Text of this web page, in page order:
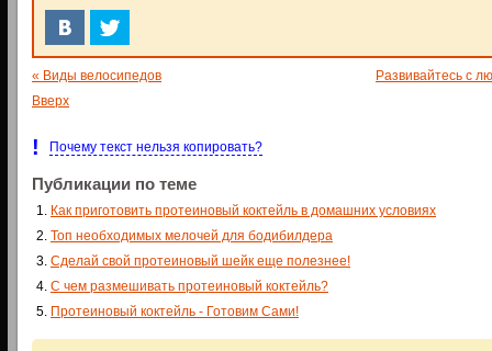
« Виды велосипедов
Развивайтесь с
Вверх
! Почему текст нельзя копировать?
Публикации по теме
Как приготовить протеиновый коктейль в домашних условиях
Топ необходимых мелочей для бодибилдера
Сделай свой протеиновый шейк еще полезнее!
С чем размешивать протеиновый коктейль?
Протеиновый коктейль - Готовим Сами!